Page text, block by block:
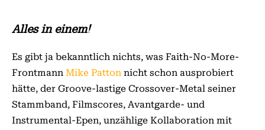
Alles in einem!
Es gibt ja bekanntlich nichts, was Faith-No-More-
Frontmann Mike Patton nicht schon ausprobiert
hätte, der Groove-lastige Crossover-Metal seiner
Stammband, Filmscores, Avantgarde- und
Instrumental-Epen, unzählige Kollaboration mit